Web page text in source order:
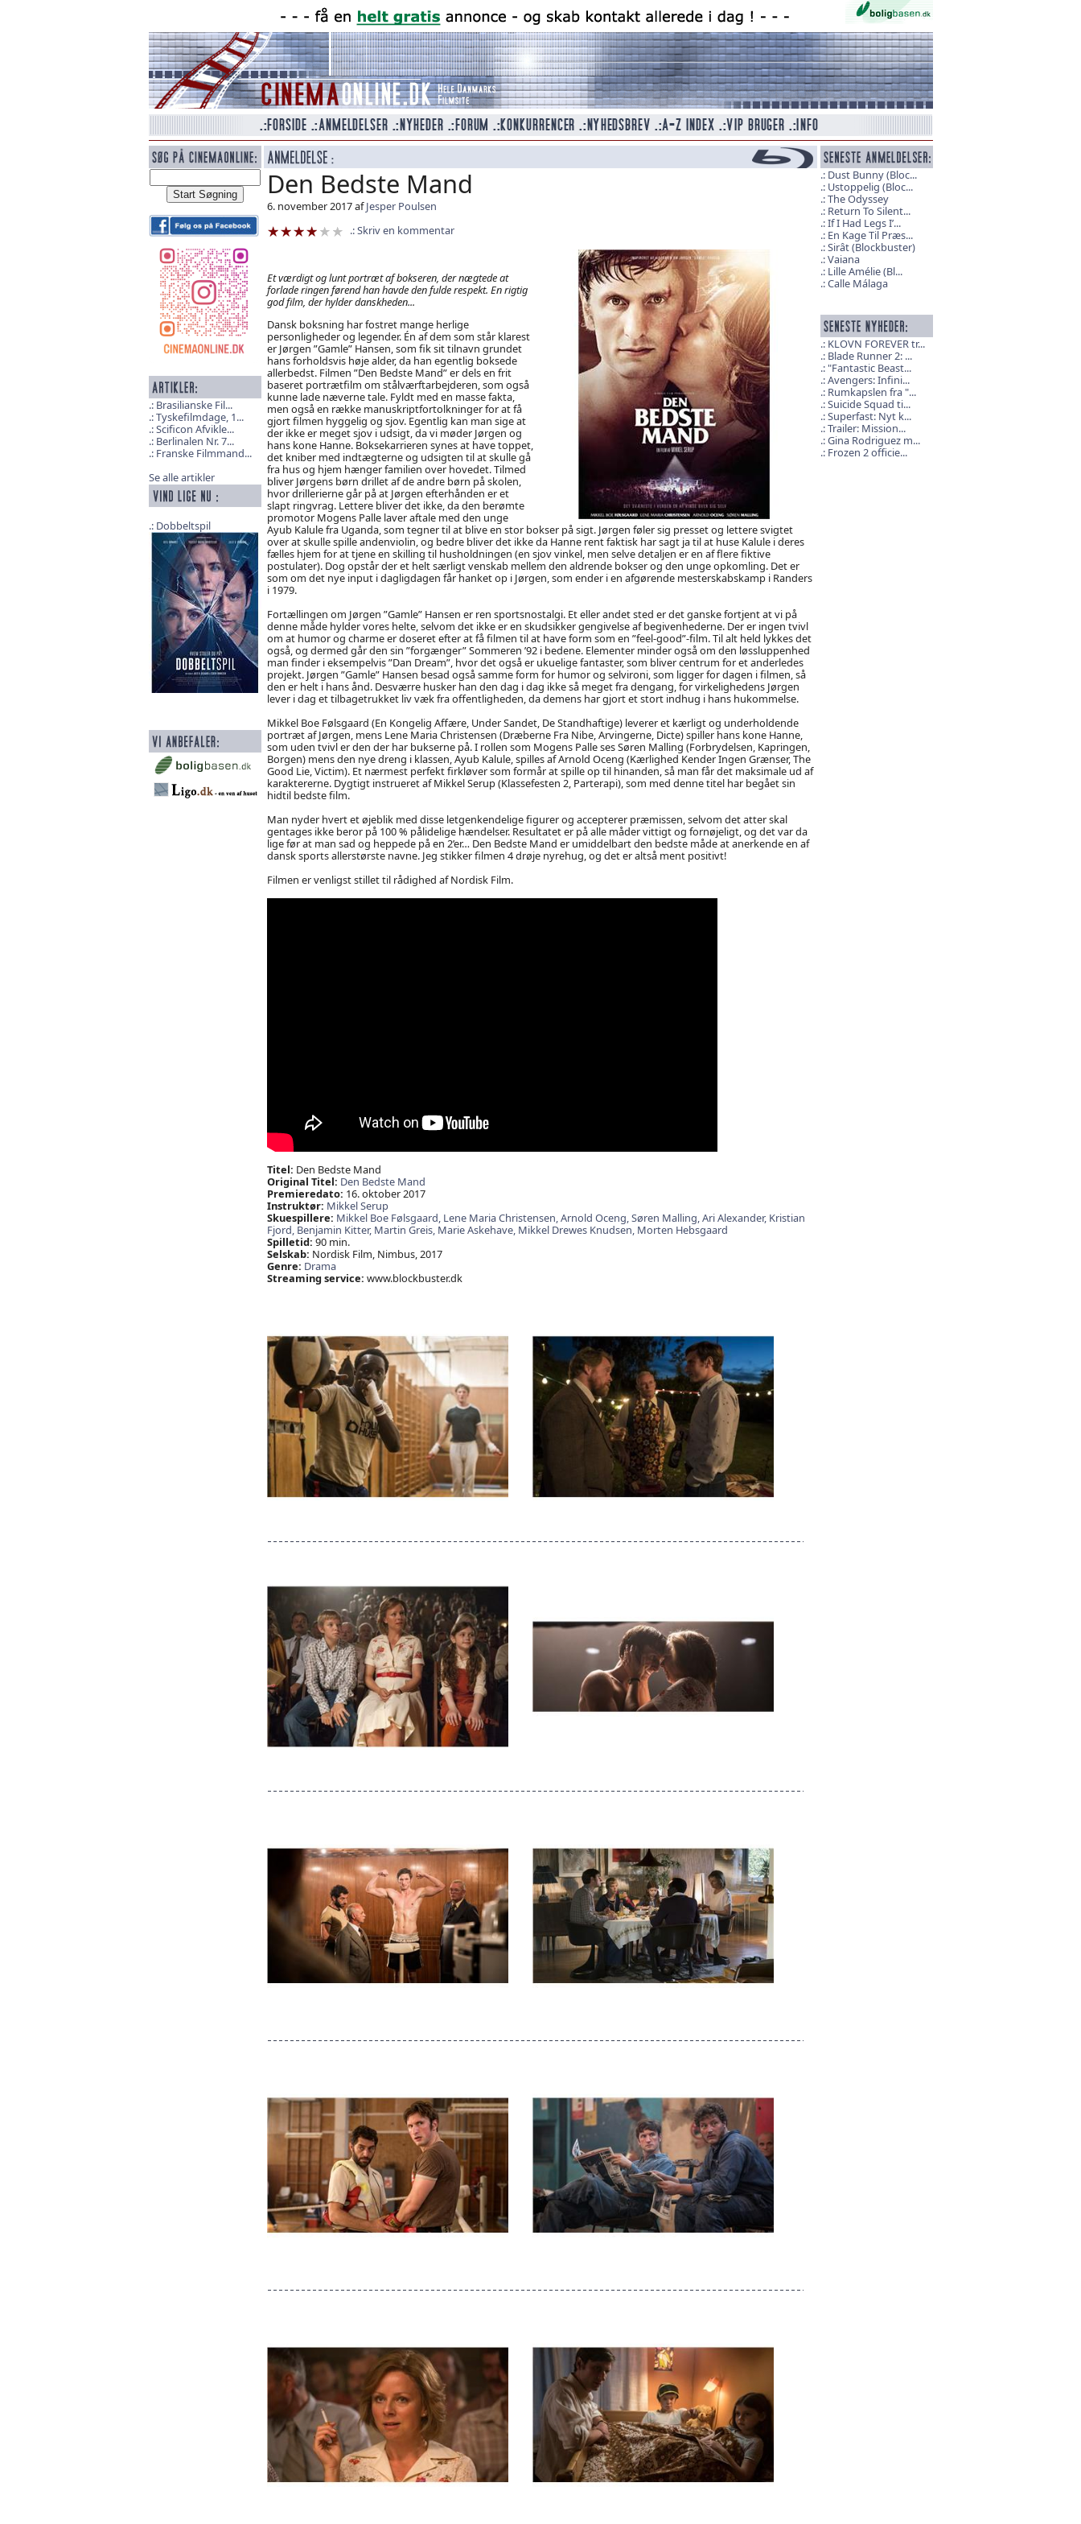
Brasilianske Fil...
Tyskefilmdage, 1...
Scificon Afvikle...
Berlinalen Nr. 7...
Franske Filmmand...
Se alle artikler
Dobbeltspil
Den Bedste Mand
6. november 2017 afJesper Poulsen
Skriv en kommentar
Et værdigt og lunt portræt af bokseren, der nægtede at
forlade ringen førend han havde den fulde respekt. En rigtig
god film, der hylder danskheden...
Dansk boksning har fostret mange herlige
personligheder og legender. Én af dem som står klarest
er Jørgen ”Gamle” Hansen, som fik sit tilnavn grundet
hans forholdsvis høje alder, da han egentlig boksede
allerbedst. Filmen ”Den Bedste Mand” er dels en frit
baseret portrætfilm om stålværftarbejderen, som også
kunne lade næverne tale. Fyldt med en masse fakta,
men også en række manuskriptfortolkninger for at få
gjort filmen hyggelig og sjov. Egentlig kan man sige at
der ikke er meget sjov i udsigt, da vi møder Jørgen og
hans kone Hanne. Boksekarrieren synes at have toppet,
det kniber med indtægterne og udsigten til at skulle gå
fra hus og hjem hænger familien over hovedet. Tilmed
bliver Jørgens børn drillet af de andre børn på skolen,
hvor drillerierne går på at Jørgen efterhånden er et
slapt ringvrag. Lettere bliver det ikke, da den berømte
promotor Mogens Palle laver aftale med den unge
Ayub Kalule fra Uganda, som tegner til at blive en stor bokser på sigt. Jørgen føler sig presset og lettere svigtet
over at skulle spille andenviolin, og bedre bliver det ikke da Hanne rent faktisk har sagt ja til at huse Kalule i deres
fælles hjem for at tjene en skilling til husholdningen (en sjov vinkel, men selve detaljen er en af flere fiktive
postulater). Dog opstår der et helt særligt venskab mellem den aldrende bokser og den unge opkomling. Det er
som om det nye input i dagligdagen får hanket op i Jørgen, som ender i en afgørende mesterskabskamp i Randers
i 1979.
Fortællingen om Jørgen ”Gamle” Hansen er ren sportsnostalgi. Et eller andet sted er det ganske fortjent at vi på
denne måde hylder vores helte, selvom det ikke er en skudsikker gengivelse af begivenhederne. Der er ingen tvivl
om at humor og charme er doseret efter at få filmen til at have form som en ”feel-good”-film. Til alt held lykkes det
også, og dermed går den sin ”forgænger” Sommeren ’92 i bedene. Elementer minder også om den løssluppenhed
man finder i eksempelvis ”Dan Dream”, hvor det også er ukuelige fantaster, som bliver centrum for et anderledes
projekt. Jørgen ”Gamle” Hansen besad også samme form for humor og selvironi, som ligger for dagen i filmen, så
den er helt i hans ånd. Desværre husker han den dag i dag ikke så meget fra dengang, for virkelighedens Jørgen
lever i dag et tilbagetrukket liv væk fra offentligheden, da demens har gjort et stort indhug i hans hukommelse.
Mikkel Boe Følsgaard (En Kongelig Affære, Under Sandet, De Standhaftige) leverer et kærligt og underholdende
portræt af Jørgen, mens Lene Maria Christensen (Dræberne Fra Nibe, Arvingerne, Dicte) spiller hans kone Hanne,
som uden tvivl er den der har bukserne på. I rollen som Mogens Palle ses Søren Malling (Forbrydelsen, Kapringen,
Borgen) mens den nye dreng i klassen, Ayub Kalule, spilles af Arnold Oceng (Kærlighed Kender Ingen Grænser, The
Good Lie, Victim). Et nærmest perfekt firkløver som formår at spille op til hinanden, så man får det maksimale ud af
karaktererne. Dygtigt instrueret af Mikkel Serup (Klassefesten 2, Parterapi), som med denne titel har begået sin
hidtil bedste film.
Man nyder hvert et øjeblik med disse letgenkendelige figurer og accepterer præmissen, selvom det atter skal
gentages ikke beror på 100 % pålidelige hændelser. Resultatet er på alle måder vittigt og fornøjeligt, og det var da
lige før at man sad og heppede på en 2’er… Den Bedste Mand er umiddelbart den bedste måde at anerkende en af
dansk sports allerstørste navne. Jeg stikker filmen 4 drøje nyrehug, og det er altså ment positivt!
Filmen er venligst stillet til rådighed af Nordisk Film.
Titel: Den Bedste Mand
Original Titel: Den Bedste Mand
Premieredato: 16. oktober 2017
Instruktør: Mikkel Serup
Skuespillere: Mikkel Boe Følsgaard, Lene Maria Christensen,Arnold Oceng,Søren Malling,Ari Alexander, Kristian
Fjord, Benjamin Kitter, Martin Greis, Marie Askehave, Mikkel Drewes Knudsen, Morten Hebsgaard
Spilletid: 90 min.
Selskab: Nordisk Film, Nimbus, 2017
Genre: Drama
Streaming service: www.blockbuster.dk
Dust Bunny (Bloc...
Ustoppelig (Bloc...
The Odyssey
Return To Silent...
If I Had Legs I’...
En Kage Til Præs...
Sirât (Blockbuster)
Vaiana
Lille Amélie (Bl...
Calle Málaga
KLOVN FOREVER tr...
Blade Runner 2: ...
"Fantastic Beast...
Avengers: Infini...
Rumkapslen fra "...
Suicide Squad ti...
Superfast: Nyt k...
Trailer: Mission...
Gina Rodriguez m...
Frozen 2 officie...